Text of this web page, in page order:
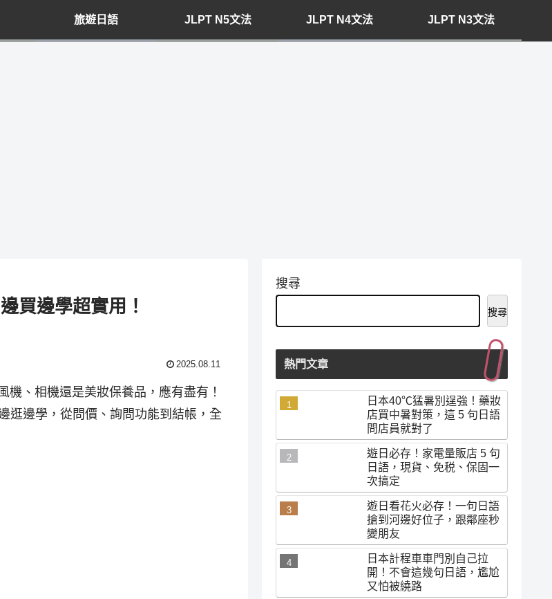
旅遊日語 JLPT N5文法 JLPT N4文法 JLPT N3文法
買邊學超實用！
2025.08.11
、相機還是美妝保養品，應有盡有！
逛邊學，從問價、詢問功能到結帳，全
搜尋
搜尋
熱門文章
日本40℃猛暑別逞強！藥妝
店買中暑對策，這 5 句日語
問店員就對了
遊日必存！家電量販店 5 句
日語，現貨、免税、保固一
次搞定
遊日看花火必存！一句日語
搶到河邊好位子，跟鄰座秒
變朋友
日本計程車車門別自己拉
開！不會這幾句日語，尷尬
又怕被繞路